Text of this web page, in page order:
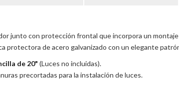
junto con protección frontal que incorpora un
protectora de acero galvanizado con un elegante
de 20" (Luces no incluidas).
precortadas para la instalación de luces.